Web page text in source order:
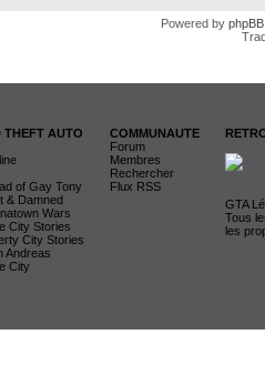
Powered by phpBB
THEFT AUTO
of Gay Tony
& Damned
Wars
City Stories
City Stories
Andreas
City
COMMUNAUTE
Forum
Membres
Rechercher
Flux RSS
GTA
Tous
les